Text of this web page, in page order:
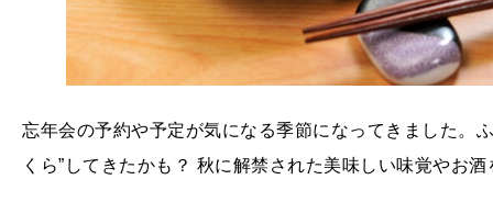
忘年会の予約や予定が気になる季節になってきました。
くら”してきたかも？ 秋に解禁された美味しい味覚やお